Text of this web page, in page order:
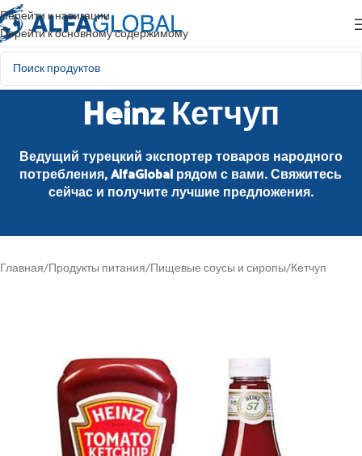
Перейти к навигации
Перейти к основному содержимому
Heinz Кетчуп
Ведущий турецкий экспортер товаров народного
потребления, AlfaGlobal рядом с вами. Свяжитесь
сейчас и получите лучшие предложения.
Главная/Продукты питания/Пищевые соусы и сиропы/Кетчуп